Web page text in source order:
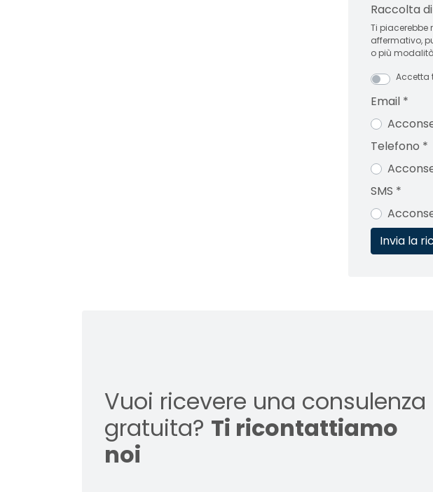
Raccolta
Ti piacerebbe
affermativo,
o più
Accetta
Email *
Telefono *
SMS *
Vuoi ricevere una consulenza
gratuita? Ti ricontattiamo
noi